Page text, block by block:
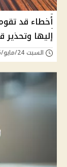
أخطاء قد
إليها
السبت 24/مايو/2025 - 11:31 ص